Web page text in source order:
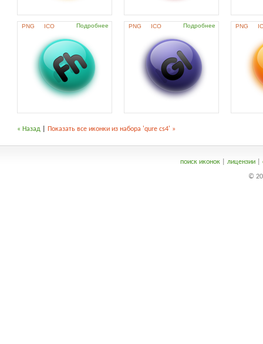
PNG ICO Подробнее PNG ICO Подробнее PNG
« Назад Показать все иконки из набора 'qure cs4' »
поиск иконок| лицензии|
©